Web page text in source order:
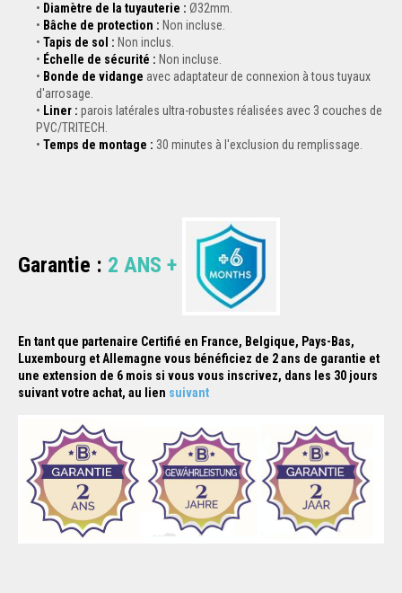
Diamètre de la tuyauterie : Ø32mm.
Bâche de protection : Non incluse.
Tapis de sol : Non inclus.
Échelle de sécurité : Non incluse.
Bonde de vidange avec adaptateur de connexion à tous tuyaux
d'arrosage.
Liner : parois latérales ultra-robustes réalisées avec 3 couches de
PVC/TRITECH.
Temps de montage : 30 minutes à l'exclusion du remplissage.
Garantie : 2 ANS +
En tant que partenaire Certifié en France, Belgique, Pays-Bas,
Luxembourg et Allemagne vous bénéficiez de 2 ans de garantie et
une extension de 6 mois si vous vous inscrivez, dans les 30 jours
suivant votre achat, au lien suivant